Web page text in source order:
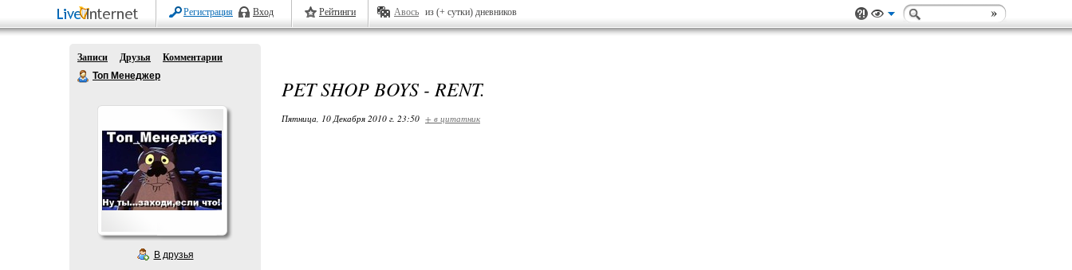
Регистрация Вход Рейтинги Авось из (+ сутки) дневников
Записи Друзья
Комментарии
Топ Менеджер
В друзья
PET SHOP BOYS - RENT.
Пятница, 10 Декабря 2010 г. 23:50 + в цитатник